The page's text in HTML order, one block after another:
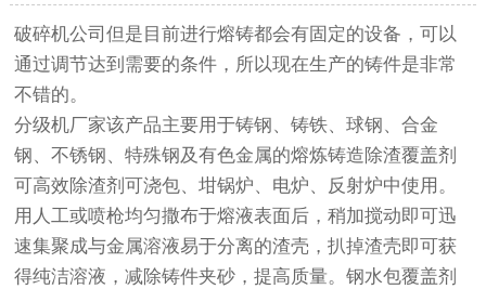
破碎机公司但是目前进行熔铸都会有固定的设备，可以
通过调节达到需要的条件，所以现在生产的铸件是非常
不错的。
分级机厂家该产品主要用于铸钢、铸铁、球钢、合金
钢、不锈钢、特殊钢及有色金属的熔炼铸造除渣覆盖剂
可高效除渣剂可浇包、坩锅炉、电炉、反射炉中使用。
用人工或喷枪均匀撒布于熔液表面后，稍加搅动即可迅
速集聚成与金属溶液易于分离的渣壳，扒掉渣壳即可获
得纯洁溶液，减除铸件夹砂，提高质量。钢水包覆盖剂